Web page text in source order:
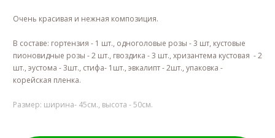
Очень красивая и нежная композиция.
В составе: гортензия - 1 шт., одноголовые розы - 3 шт, кустовые
пионовидные розы - 2 шт., гвоздика - 3 шт., хризантема кустовая - 2
шт., эустома - 3шт., стифа- 1шт., эвкалипт - 2шт., упаковка -
корейская пленка.
Размер: ширина- 45см., высота - 50см.